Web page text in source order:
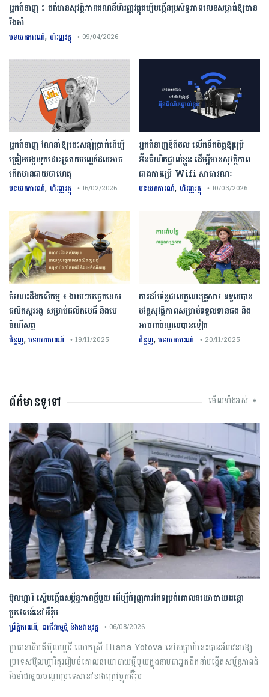
អ្នកជំនាញ ៖ ចង់មានសុវត្ថិភាពគណនីហិរញ្ញវត្ថុគប្បីបង្កើនប្រសិទ្ធភាពលេខសម្ងាត់ឱ្យបាន
រឹងមាំ
បទយកការណ៍, ហិរញ្ញវត្ថុ • 09/04/2026
អ្នកជំនាញឌីជីថល លើកទឹកចិត្តឱ្យប្រើ
អ៊ីនធឺណិតផ្ទាល់ខ្លួន ដើម្បីមានសុវត្ថិភាព
ជាងការប្រើ Wifi​ សាធារណៈ
បទយកការណ៍, ហិរញ្ញវត្ថុ • 10/03/2026
អ្នកជំនាញ ណែនាំឱ្យចេះសន្សំប្រាក់ដើម្បី
ត្រៀមបង្កាទុកដោះស្រាយបញ្ហាដែលអាច
កើតមានជាយថាហេតុ
បទយកការណ៍, ហិរញ្ញវត្ថុ • 16/02/2026
ការដាំបន្លែជាលក្ខណៈគ្រួសារ ទទួលបាន
បន្លែសុវត្ថិភាពសម្រាប់ទទួលទានផង និង
អាចរកចំណូលបានទៀត
ជំនួញ,បទយកការណ៍ • 20/11/2025
ចំណេះដឹងកសិកម្ម ៖ ងាយៗបច្ចេកទេស
ផលិតស្កររងូ សម្រាប់ផលិតមេជី និងមេ
ចំណីសត្វ
ជំនួញ,បទយកការណ៍ • 19/11/2025
ព័ត៌មានទូទៅ មើលទាំងអស់ ➧
ប៊ុល​ហ្ការី ​ស្នើ​បង្កើត​សម្ព័ន្ធភាព​ថ្មី​មួយ ​ដើម្បី​ជំរុញ​ការ​កែទម្រង់​គោលនយោបាយ​អន្តោ
ប្រវេសន៍​នៅអឺរ៉ុប​
ព្រឹត្តិការណ៍, អាជីវកម្មថ្មី និងនវានុវត្ត • 06/08/2026
ប្រធានាធិបតី​ប៊ុល​ហ្គារី ​លោកស្រី​ ​Iliana​ ​Yotova​ នៅ​សប្តាហ៍​នេះ​បាន​អំពាវនាវ​ឱ្យ​
ប្រទេស​ប៊ុលហ្ការី​គួរ​រៀបចំ​គោលនយោបាយថ្មីមួយក្នុងនាមជា​អ្នកដឹកនាំ​បង្កើត​សម្ព័ន្ធភាព​ដ៏​
រឹងមាំ​ជាមួយបណ្តា​ប្រទេស​នៅខាងក្រៅ​ប្លុក​អ៊ឺរ៉ុប